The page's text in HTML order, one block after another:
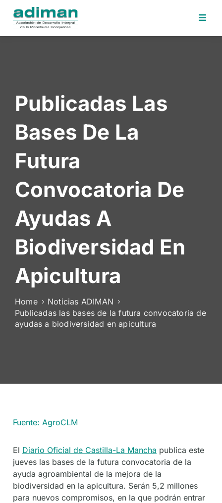
Desafios
Electrónica
Contratante
Noticias
Contacto
Area
Socios
Publicadas Las
Bases De La
Futura
Convocatoria De
Ayudas A
Biodiversidad En
Apicultura
Home
Noticias ADIMAN
Publicadas las bases de la futura convocatoria de
ayudas a biodiversidad en apicultura
Fuente: AgroCLM
El Diario Oficial de Castilla-La Mancha publica este
jueves las bases de la futura convocatoria de la
ayuda agroambiental de la mejora de la
biodiversidad en la apicultura. Serán 5,2 millones
para nuevos compromisos, en la que podrán entrar